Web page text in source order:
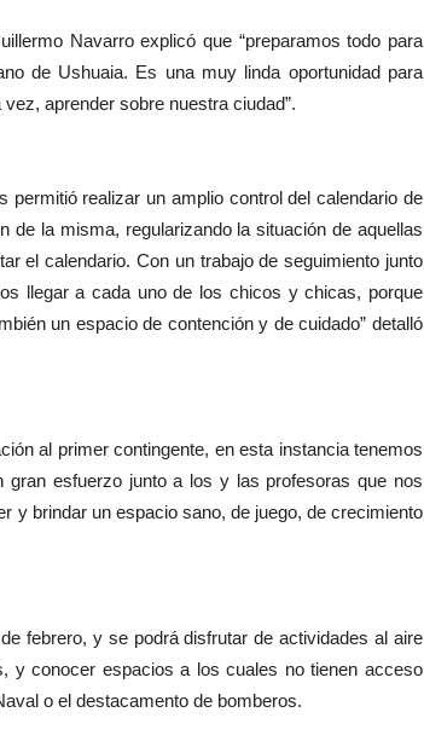
Navarro explicó que “preparamos todo para
de Ushuaia. Es una muy linda oportunidad para
aprender sobre nuestra ciudad”.
permitió realizar un amplio control del calendario de
la misma, regularizando la situación de aquellas
el calendario. Con un trabajo de seguimiento junto
llegar a cada uno de los chicos y chicas, porque
un espacio de contención y de cuidado” detalló
al primer contingente, en esta instancia tenemos
esfuerzo junto a los y las profesoras que nos
y brindar un espacio sano, de juego, de crecimiento
febrero, y se podrá disfrutar de actividades al aire
y conocer espacios a los cuales no tienen acceso
o el destacamento de bomberos.